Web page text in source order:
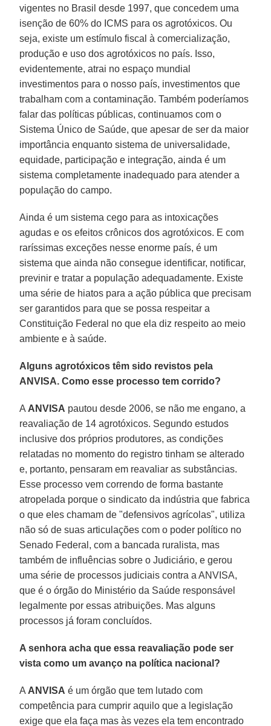
vigentes no Brasil desde 1997, que concedem uma
isenção de 60% do ICMS para os agrotóxicos. Ou
seja, existe um estímulo fiscal à comercialização,
produção e uso dos agrotóxicos no país. Isso,
evidentemente, atrai no espaço mundial
investimentos para o nosso país, investimentos que
trabalham com a contaminação. Também poderíamos
falar das políticas públicas, continuamos com o
Sistema Único de Saúde, que apesar de ser da maior
importância enquanto sistema de universalidade,
equidade, participação e integração, ainda é um
sistema completamente inadequado para atender a
população do campo.
Ainda é um sistema cego para as intoxicações
agudas e os efeitos crônicos dos agrotóxicos. E com
raríssimas exceções nesse enorme país, é um
sistema que ainda não consegue identificar, notificar,
previnir e tratar a população adequadamente. Existe
uma série de hiatos para a ação pública que precisam
ser garantidos para que se possa respeitar a
Constituição Federal no que ela diz respeito ao meio
ambiente e à saúde.
Alguns agrotóxicos têm sido revistos pela
ANVISA. Como esse processo tem corrido?
A ANVISA pautou desde 2006, se não me engano, a
reavaliação de 14 agrotóxicos. Segundo estudos
inclusive dos próprios produtores, as condições
relatadas no momento do registro tinham se alterado
e, portanto, pensaram em reavaliar as substâncias.
Esse processo vem correndo de forma bastante
atropelada porque o sindicato da indústria que fabrica
o que eles chamam de "defensivos agrícolas", utiliza
não só de suas articulações com o poder político no
Senado Federal, com a bancada ruralista, mas
também de influências sobre o Judiciário, e gerou
uma série de processos judiciais contra a ANVISA,
que é o órgão do Ministério da Saúde responsável
legalmente por essas atribuições. Mas alguns
processos já foram concluídos.
A senhora acha que essa reavaliação pode ser
vista como um avanço na política nacional?
A ANVISA é um órgão que tem lutado com
competência para cumprir aquilo que a legislação
exige que ela faça mas às vezes ela tem encontrado